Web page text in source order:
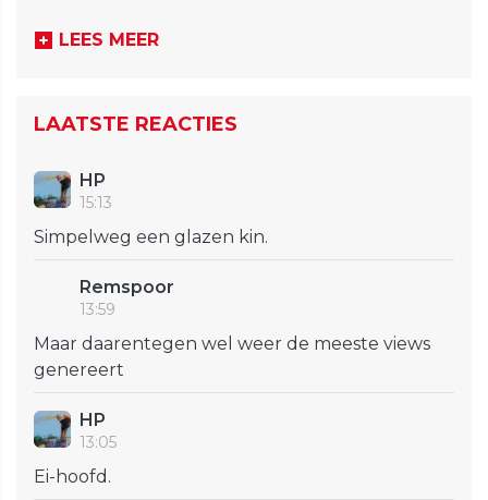
LEES MEER
LAATSTE REACTIES
HP
15:13
Simpelweg een glazen kin.
Remspoor
13:59
Maar daarentegen wel weer de meeste views
genereert
HP
13:05
Ei-hoofd.